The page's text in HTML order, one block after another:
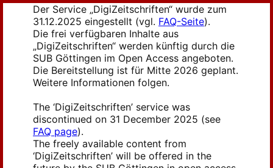
Der Service „DigiZeitschriften“ wurde zum
31.12.2025 eingestellt (vgl. FAQ-Seite).
Die frei verfügbaren Inhalte aus
„DigiZeitschriften“ werden künftig durch die
SUB Göttingen im Open Access angeboten.
Die Bereitstellung ist für Mitte 2026 geplant.
Weitere Informationen folgen.
The ‘DigiZeitschriften’ service was
discontinued on 31 December 2025 (see
FAQ page).
The freely available content from
‘DigiZeitschriften’ will be offered in the